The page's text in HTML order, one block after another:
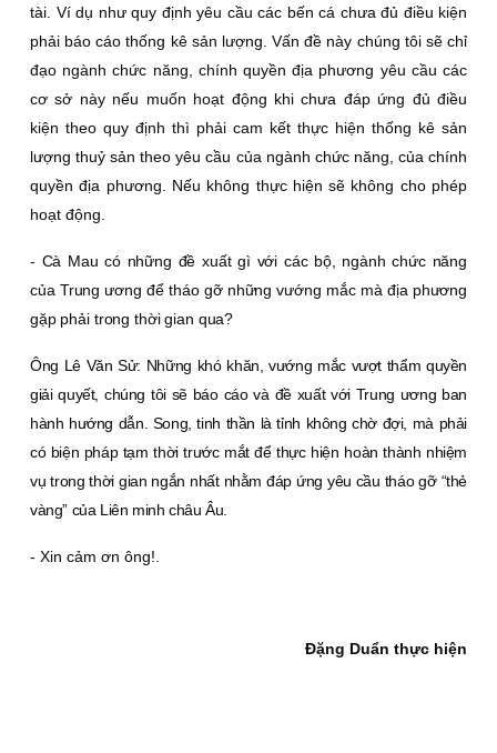
tài. Ví dụ như quy định yêu cầu các bến cá chưa đủ điều kiện
phải báo cáo thống kê sản lượng. Vấn đề này chúng tôi sẽ chỉ
đạo ngành chức năng, chính quyền địa phương yêu cầu các
cơ sở này nếu muốn hoạt động khi chưa đáp ứng đủ điều
kiện theo quy định thì phải cam kết thực hiện thống kê sản
lượng thuỷ sản theo yêu cầu của ngành chức năng, của chính
quyền địa phương. Nếu không thực hiện sẽ không cho phép
hoạt động.
- Cà Mau có những đề xuất gì với các bộ, ngành chức năng
của Trung ương để tháo gỡ những vướng mắc mà địa phương
gặp phải trong thời gian qua?
Ông Lê Văn Sử: Những khó khăn, vướng mắc vượt thẩm quyền
giải quyết, chúng tôi sẽ báo cáo và đề xuất với Trung ương ban
hành hướng dẫn. Song, tinh thần là tỉnh không chờ đợi, mà phải
có biện pháp tạm thời trước mắt để thực hiện hoàn thành nhiệm
vụ trong thời gian ngắn nhất nhằm đáp ứng yêu cầu tháo gỡ “thẻ
vàng” của Liên minh châu Âu.
- Xin cảm ơn ông!.
Ðặng Duẩn thực hiện